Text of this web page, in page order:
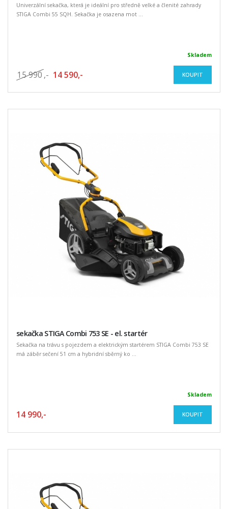
Univerzální sekačka, která je ideální pro středně velké a členité zahrady
STIGA Combi 55 SQH. Sekačka je osazena mot ...
Skladem
15 990 ,- 14 590,- KOUPIT
sekačka STIGA Combi 753 SE - el. startér
Sekačka na trávu s pojezdem a elektrickým startérem STIGA Combi 753 SE
má záběr sečení 51 cm a hybridní sběrný ko ...
Skladem
14 990,- KOUPIT